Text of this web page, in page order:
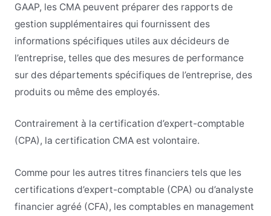
GAAP, les CMA peuvent préparer des rapports de
gestion supplémentaires qui fournissent des
informations spécifiques utiles aux décideurs de
l’entreprise, telles que des mesures de performance
sur des départements spécifiques de l’entreprise, des
produits ou même des employés.
Contrairement à la certification d’expert-comptable
(CPA), la certification CMA est volontaire.
Comme pour les autres titres financiers tels que les
certifications d’expert-comptable (CPA) ou d’analyste
financier agréé (CFA), les comptables en management